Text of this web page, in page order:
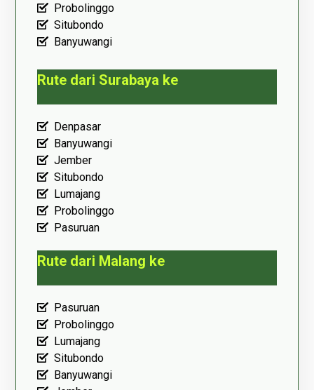
Probolinggo
Situbondo
Banyuwangi
Rute dari Surabaya ke
Denpasar
Banyuwangi
Jember
Situbondo
Lumajang
Probolinggo
Pasuruan
Rute dari Malang ke
Pasuruan
Probolinggo
Lumajang
Situbondo
Banyuwangi